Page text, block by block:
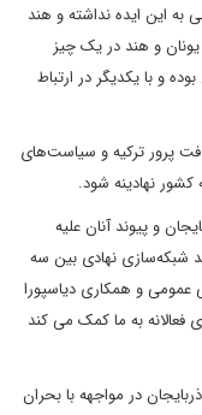
به این ایده نداشته و هند
یونان و هند در یک چیز
و با یکدیگر در ارتباط
پرور ترکیه و سیاست‌های
نهادینه شود.
و پیوند آنان علیه
شبکه‌سازی نهادی بین سه
و همکاری دیاسپورا
فعالانه به ما کمک می کند
در مواجهه با بحران